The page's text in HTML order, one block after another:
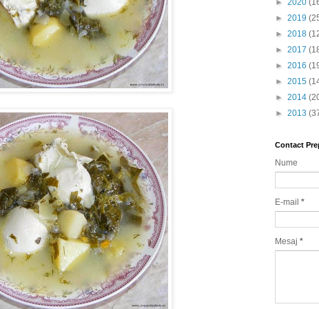
► 2020
► 2019
► 2018
► 2017
► 2016
► 2015
► 2014
► 2013
Contact
Nume
E-mail *
Mesaj *